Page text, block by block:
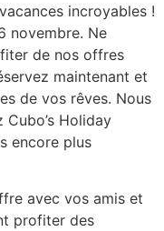
incroyables !
novembre. Ne
de nos offres
maintenant et
de vos rêves. Nous
Holiday
encore plus
avec vos amis et
profiter des